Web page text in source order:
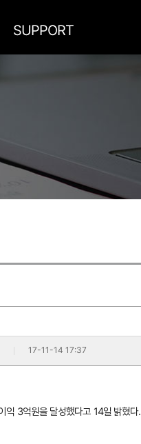
SUPPORT
17-11-14 17:37
익 3억원을 달성했다고 14일 밝혔다.